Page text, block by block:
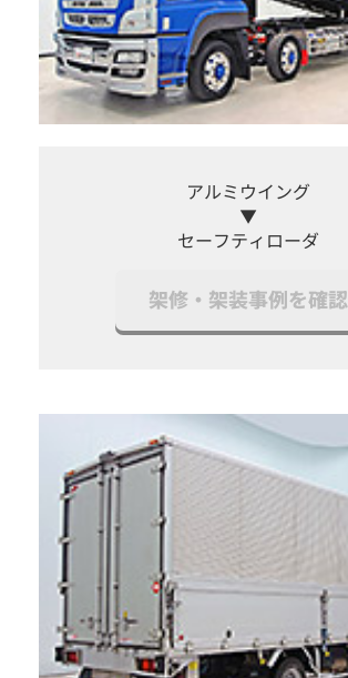
アルミウイング
▼
セーフティローダ
架修・架装事例を確認